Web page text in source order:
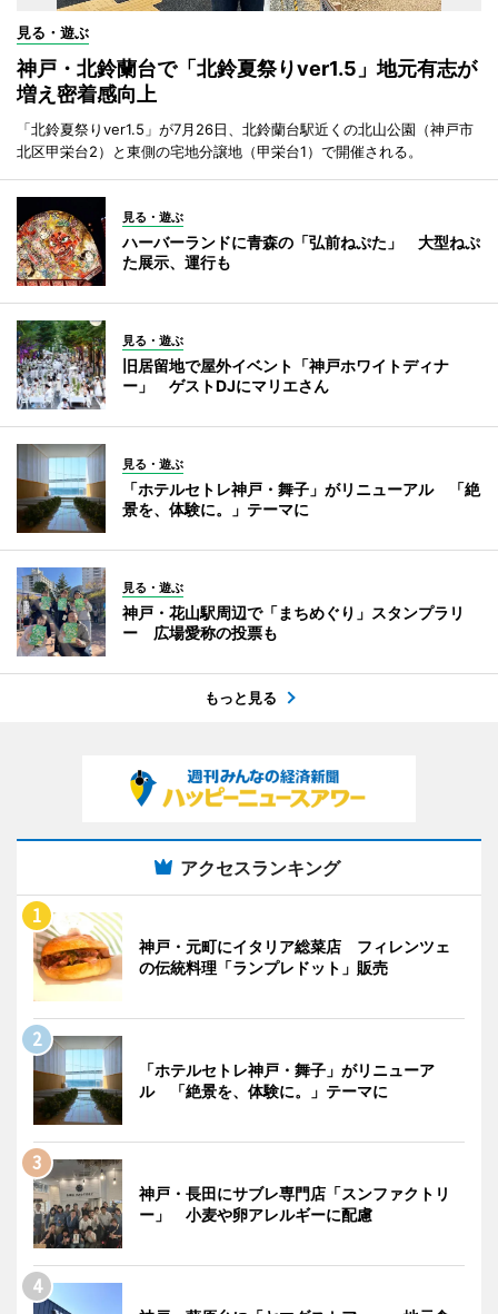
見る・遊ぶ
神戸・北鈴蘭台で「北鈴夏祭りver1.5」地元有志が
増え密着感向上
「北鈴夏祭りver1.5」が7月26日、北鈴蘭台駅近くの北山公園（神戸市
北区甲栄台2）と東側の宅地分譲地（甲栄台1）で開催される。
見る・遊ぶ
ハーバーランドに青森の「弘前ねぷた」 大型ねぷ
た展示、運行も
見る・遊ぶ
旧居留地で屋外イベント「神戸ホワイトディナ
ー」 ゲストDJにマリエさん
見る・遊ぶ
「ホテルセトレ神戸・舞子」がリニューアル 「絶
景を、体験に。」テーマに
見る・遊ぶ
神戸・花山駅周辺で「まちめぐり」スタンプラリ
ー 広場愛称の投票も
もっと見る
アクセスランキング
神戸・元町にイタリア総菜店 フィレンツェ
の伝統料理「ランプレドット」販売
「ホテルセトレ神戸・舞子」がリニューア
ル 「絶景を、体験に。」テーマに
神戸・長田にサブレ専門店「スンファクトリ
ー」 小麦や卵アレルギーに配慮